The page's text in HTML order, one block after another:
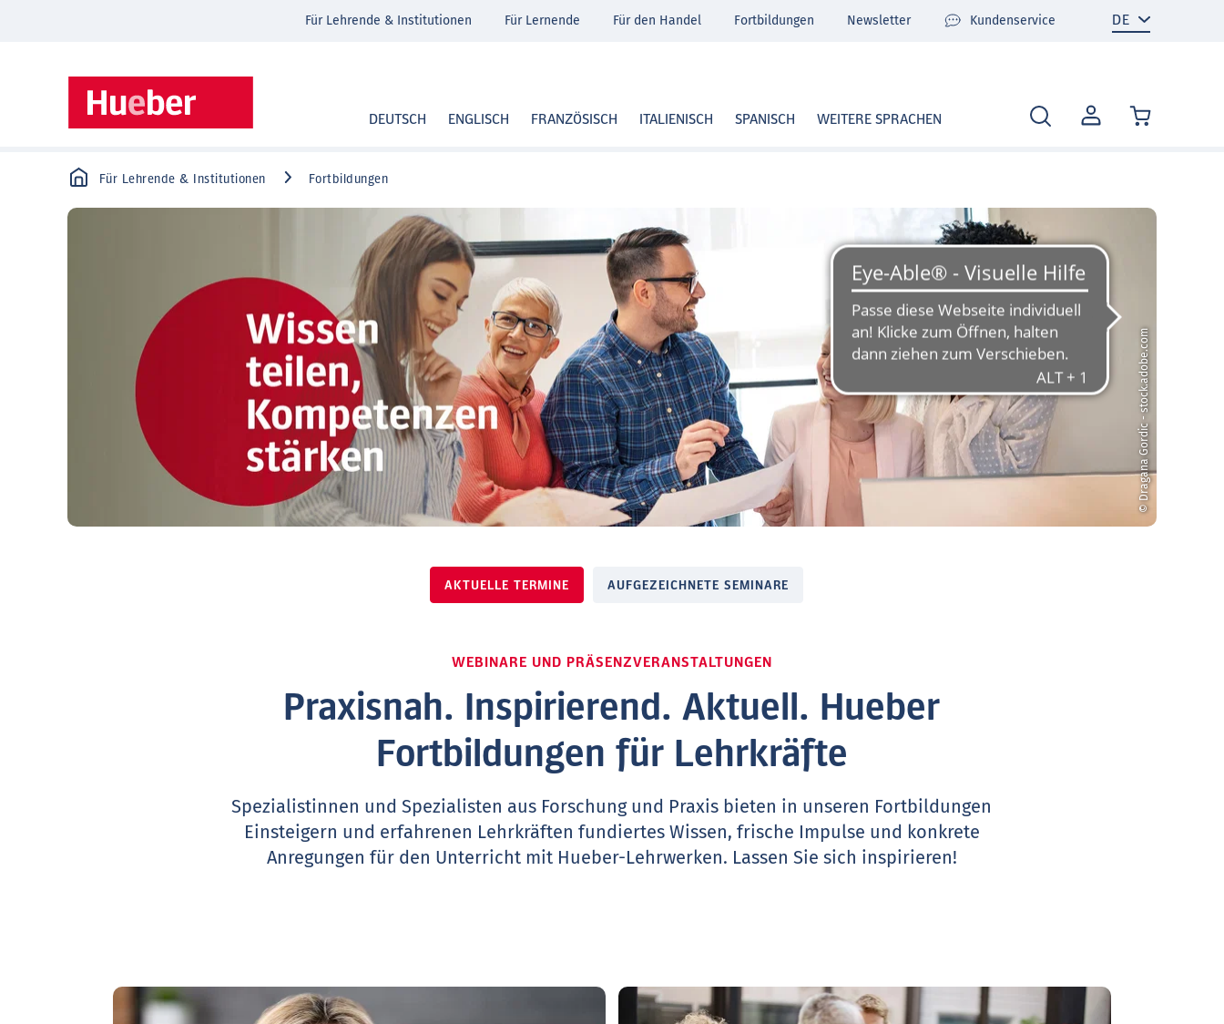
MEIN
KONTO
DEUTSCH ENGLISCH FRANZÖSISCH ITALIENISCH SPANISCH WEITERE SPRACHEN
Für Lehrende & Institutionen Für Lernende Für den Handel Fortbildungen Newsletter Kundenservice
Für Lehrende & Institutionen Fortbildungen
© Dragana Gordic - stock.adobe.com
AKTUELLE TERMINE AUFGEZEICHNETE SEMINARE
WEBINARE UND PRÄSENZVERANSTALTUNGEN
Praxisnah. Inspirierend. Aktuell. Hueber
Fortbildungen für Lehrkräfte
Spezialistinnen und Spezialisten aus Forschung und Praxis bieten in unseren Fortbildungen
Einsteigern und erfahrenen Lehrkräften fundiertes Wissen, frische Impulse und konkrete
Anregungen für den Unterricht mit Hueber-Lehrwerken. Lassen Sie sich inspirieren!